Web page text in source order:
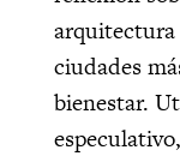
arquitectura
ciudades
bienestar.